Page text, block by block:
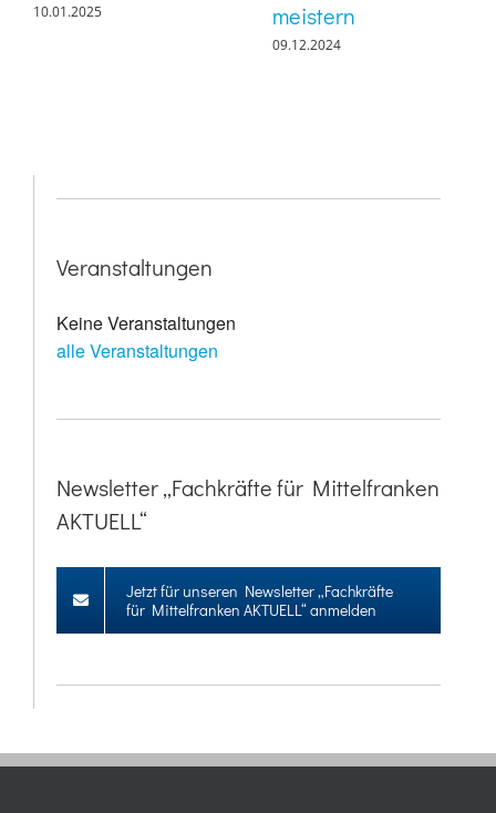
10.01.2025
meistern
09.12.2024
Veranstaltungen
Keine Veranstaltungen
alle Veranstaltungen
Newsletter „Fachkräfte für Mittelfranken
AKTUELL“
Jetzt für unseren Newsletter „Fachkräfte
für Mittelfranken AKTUELL“ anmelden